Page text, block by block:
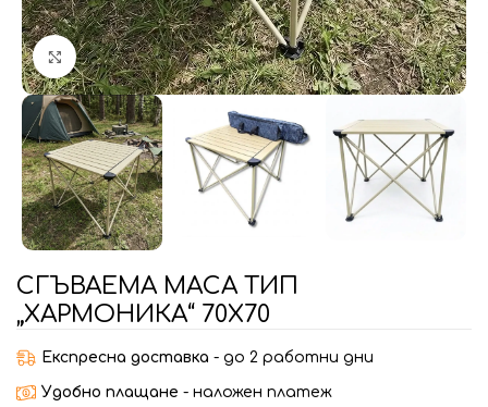
Увеличи
СГЪВАЕМА МАСА ТИП
„ХАРМОНИКА“ 70Х70
Експресна доставка - до 2 работни дни
Удобно плащане - наложен платеж